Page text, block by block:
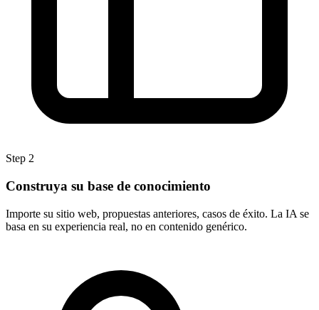
Step 2
Construya su base de conocimiento
Importe su sitio web, propuestas anteriores, casos de éxito. La IA se
basa en su experiencia real, no en contenido genérico.